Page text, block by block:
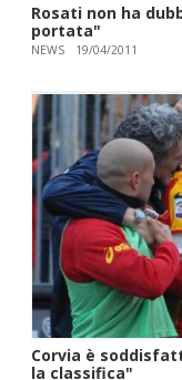
Rosati non ha
portata"
NEWS 19/04/2011
Corvia è
la classifica"